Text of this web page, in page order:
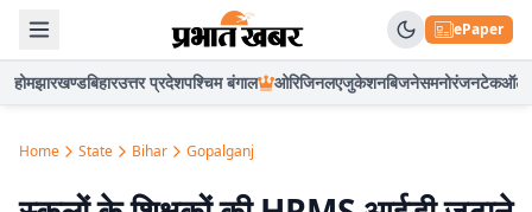
ePaper
होमझारखण्डबिहारउत्तर प्रदेशपश्चिम बंगाल ओरिजिनलएजुकेशनबिजनेसमनोरंजनटेकऑटो
Home State Bihar Gopalganj